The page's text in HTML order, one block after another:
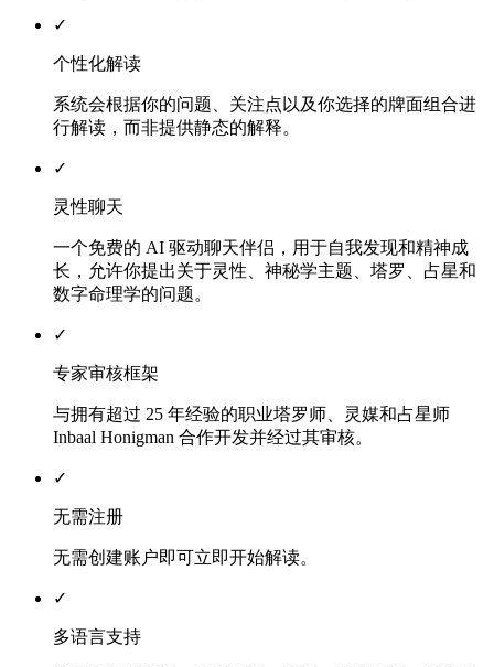
✓
个性化解读
系统会根据你的问题、关注点以及你选择的牌面组合进
行解读，而非提供静态的解释。
✓
灵性聊天
一个免费的 AI 驱动聊天伴侣，用于自我发现和精神成
长，允许你提出关于灵性、神秘学主题、塔罗、占星和
数字命理学的问题。
✓
专家审核框架
与拥有超过 25 年经验的职业塔罗师、灵媒和占星师
Inbaal Honigman 合作开发并经过其审核。
✓
无需注册
无需创建账户即可立即开始解读。
✓
多语言支持